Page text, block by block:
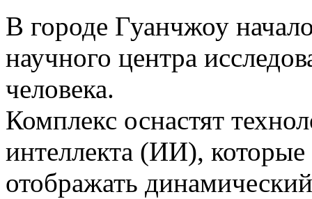
В городе Гуанчжоу
научного центра
человека.
Комплекс оснастят
интеллекта (ИИ),
отображать